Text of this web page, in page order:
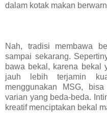
dalam kotak makan
Nah, tradisi membawa
sampai sekarang.
bawa bekal, karena bekal
jauh lebih terjamin
menggunakan MSG,
varian yang beda-beda.
kreatif menciptakan bekal